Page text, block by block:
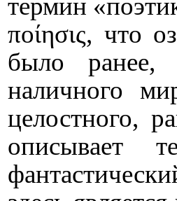
термин
ποίησις, что
было ранее,
наличного
целостного,
описывает